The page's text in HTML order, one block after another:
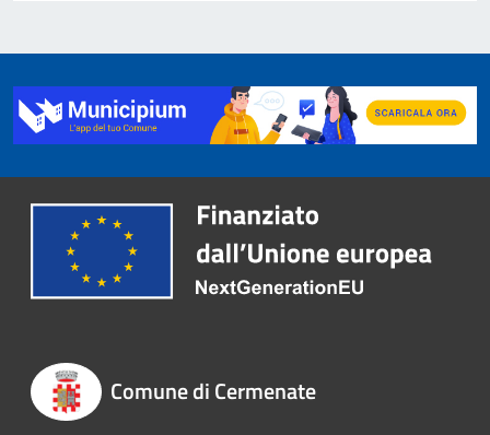
Comune di Cermenate